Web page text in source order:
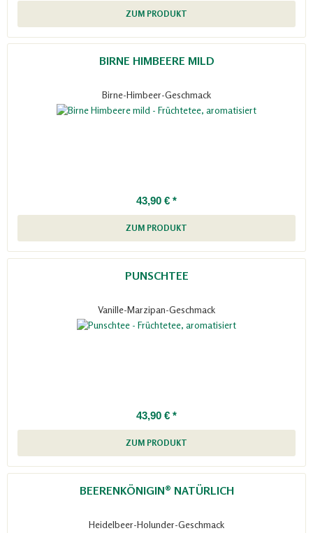
ZUM PRODUKT
BIRNE HIMBEERE MILD
Birne-Himbeer-Geschmack
43,90 € *
ZUM PRODUKT
PUNSCHTEE
Vanille-Marzipan-Geschmack
43,90 € *
ZUM PRODUKT
BEERENKÖNIGIN® NATÜRLICH
Heidelbeer-Holunder-Geschmack